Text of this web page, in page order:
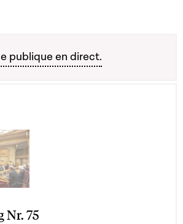
publique en direct.
Nr. 75